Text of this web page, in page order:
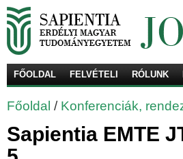
FŐOLDAL FELVÉTELI RÓLUNK
Főoldal / Konferenciák,
Sapientia EMTE